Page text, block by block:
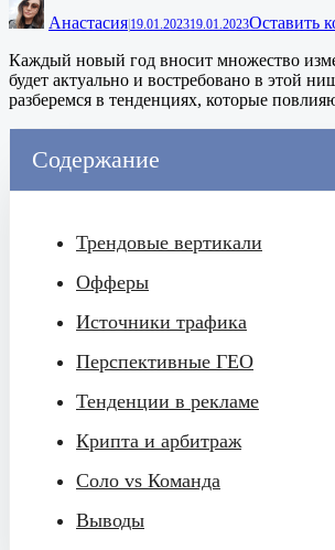
Анастасия 19.01.202319.01.2023Оставить
Каждый новый год вносит множество
будет актуально и востребовано в этой
разберемся в тенденциях, которые
Содержание
Трендовые вертикали
Офферы
Источники трафика
Перспективные ГЕО
Тенденции в рекламе
Крипта и арбитраж
Соло vs Команда
Выводы